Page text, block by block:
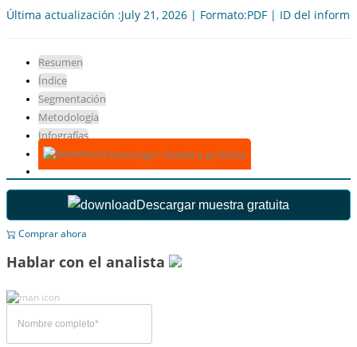
Última actualización :July 21, 2026 | Formato:PDF | ID del
Resumen
Índice
Segmentación
Metodología
Infografías
Descargar muestra gratuita
Descargar muestra gratuita
Comprar ahora
Hablar con el analista